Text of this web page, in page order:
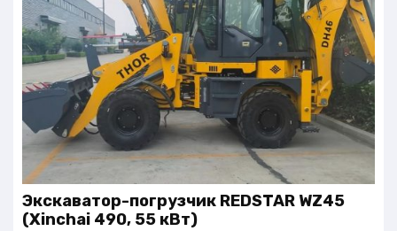
Экскаватор-погрузчик REDSTAR WZ45
(Xinchai 490, 55 кВт)